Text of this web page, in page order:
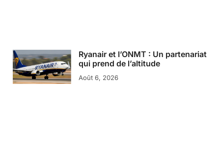
Ryanair et l’ONMT : Un partenariat
qui prend de l’altitude
Août 6, 2026